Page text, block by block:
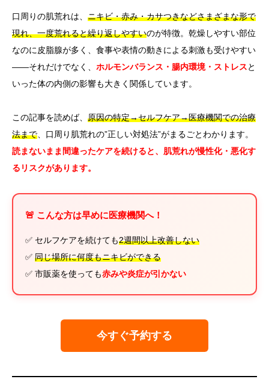
口周りの肌荒れは、 ニキビ・赤み・カサつきなどさまざまな形で
現れ、一度荒れると繰り返しやすいのが特徴。乾燥しやすい部位
なのに皮脂腺が多く、食事や表情の動きによる刺激も受けやすい
——それだけでなく、 ホルモンバランス・腸内環境・ストレスと
いった体の内側の影響も大きく関係しています。
この記事を読めば、 原因の特定→セルフケア→医療機関での治療
法まで 、口周り肌荒れの”正しい対処法”がまるごとわかります。
読まないまま間違ったケアを続けると、肌荒れが慢性化・悪化す
るリスクがあります。
🚨 こんな方は早めに医療機関へ！
✅ セルフケアを続けても2週間以上改善しない
✅ 同じ場所に何度もニキビができる
✅ 市販薬を使っても赤みや炎症が引かない
今すぐ予約する